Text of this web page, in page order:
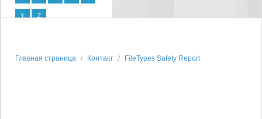
Y Z
Главная страница Контакт FileTypes Safety Report